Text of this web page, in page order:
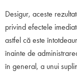
Desigur, aceste
privind efectele
astfel că este
înainte de
în general, a unui